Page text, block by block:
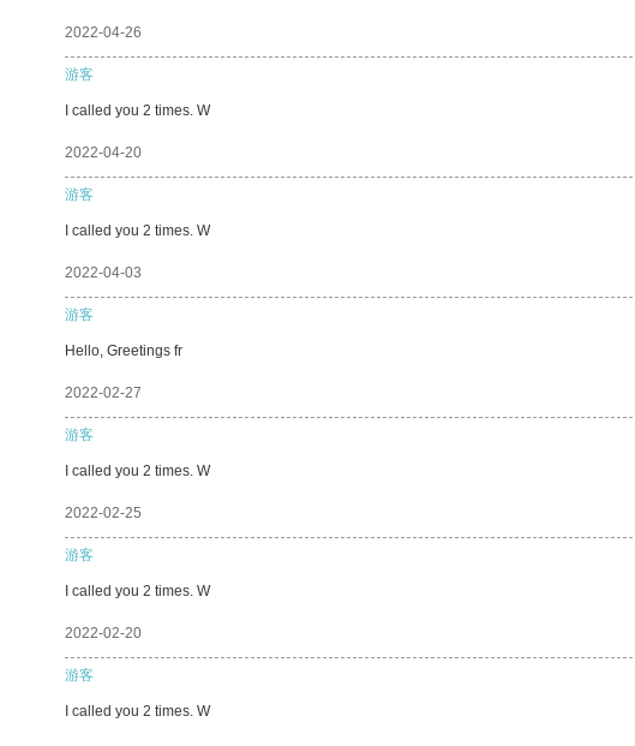
2022-04-26
游客
I called you 2 times. W
2022-04-20
游客
I called you 2 times. W
2022-04-03
游客
Hello, Greetings fr
2022-02-27
游客
I called you 2 times. W
2022-02-25
游客
I called you 2 times. W
2022-02-20
游客
I called you 2 times. W